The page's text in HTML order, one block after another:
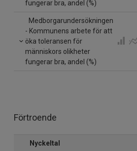
fungerar bra, andel (%)
Medborgarundersökningen
- Kommunens arbete för att
öka toleransen för
människors olikheter
fungerar bra, andel (%)
Förtroende
Nyckeltal